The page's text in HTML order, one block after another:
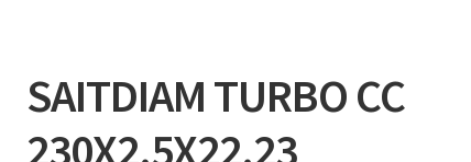
SAITDIAM TURBO CC
230X2.5X22.23